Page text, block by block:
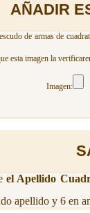
AÑADIR
de armas de
esta imagen la
Imagen:
el Apellido
apellido y 6 en